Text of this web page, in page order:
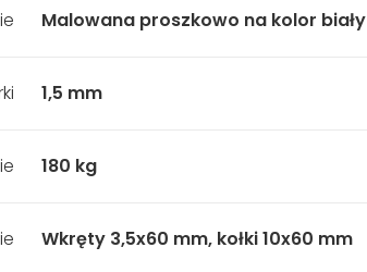
Malowana proszkowo na kolor biały
1,5 mm
180 kg
Wkręty 3,5x60 mm, kołki 10x60 mm